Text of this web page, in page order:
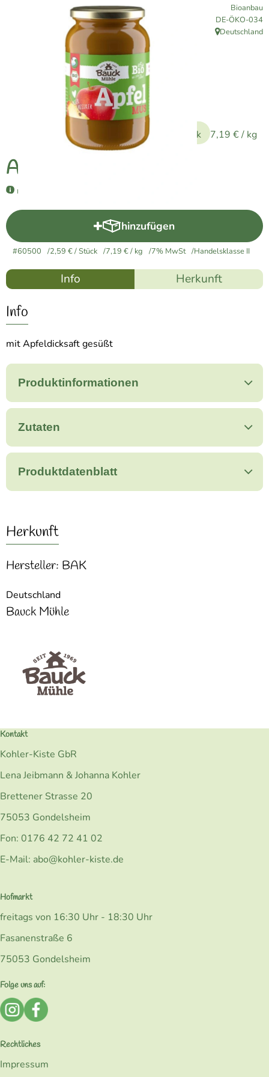
Vegane Küche
Naturkosmetik
Haus, Garten etc.
Apfelmus 360g Glas
mit Apfeldicksaft gesüßt
2,59 € / Stück 7,19 €/ kg
Bioanbau
, Kontrollstelle:
DE-ÖKO-034
, Herkunft:
Deutschland
hinzufügen
Produkt zum Warenkorb
#60500 2,59 €/ Stück 7,19 €/ kg 7% MwSt Handelsklasse II
Info Herkunft
Info
mit Apfeldicksaft gesüßt
Produktinformationen
Zutaten
Produktdatenblatt
Herkunft
Hersteller: BAK
Deutschland
Bauck Mühle
Kontakt
Kohler-Kiste GbR
Lena Jeibmann & Johanna Kohler
Brettener Strasse 20
75053 Gondelsheim
Fon: 0176 42 72 41 02
E-Mail: abo@kohler-kiste.de
Hofmarkt
freitags von 16:30 Uhr - 18:30 Uhr
Fasanenstraße 6
75053 Gondelsheim
Folge uns auf:
Externer Link zu https://www.instagram.com/
Externer Link zu https://www.facebook.com/
Rechtliches
Impressum